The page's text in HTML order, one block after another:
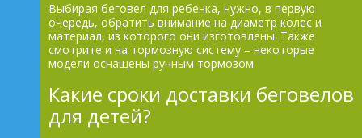
Выбирая беговел для ребенка, нужно, в первую
очередь, обратить внимание на диаметр колес и
материал, из которого они изготовлены. Также
смотрите и на тормозную систему – некоторые
модели оснащены ручным тормозом.
Какие сроки доставки беговелов
для детей?